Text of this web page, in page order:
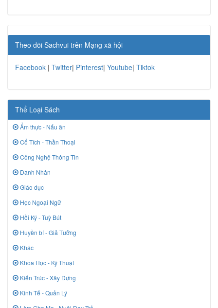
Theo dõi Sachvui trên Mạng xã hội
Facebook | Twitter| Pinterest| Youtube| Tiktok
Thể Loại Sách
Ẩm thực - Nấu ăn
Cổ Tích - Thần Thoại
Công Nghệ Thông Tin
Danh Nhân
Giáo dục
Học Ngoại Ngữ
Hồi Ký - Tuỳ Bút
Huyền bí - Giả Tưởng
Khác
Khoa Học - Kỹ Thuật
Kiến Trúc - Xây Dựng
Kinh Tế - Quản Lý